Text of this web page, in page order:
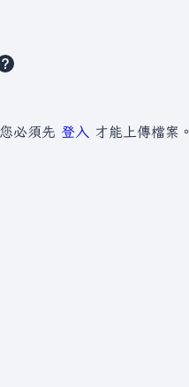
您必須先 登入 才能上傳檔案。